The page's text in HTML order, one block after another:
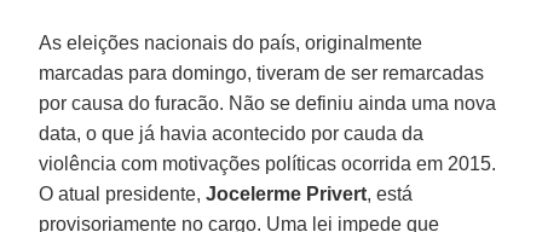
As eleições nacionais do país, originalmente
marcadas para domingo, tiveram de ser remarcadas
por causa do furacão. Não se definiu ainda uma nova
data, o que já havia acontecido por cauda da
violência com motivações políticas ocorrida em 2015.
O atual presidente, Jocelerme Privert, está
provisoriamente no cargo. Uma lei impede que